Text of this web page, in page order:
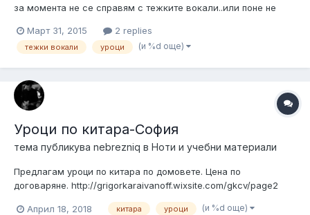
за момента не се справям с тежките вокали..или поне не
да разбера и усетя самата техника на growl, scream и т.н. ...
тъй като не искам да си съсипя гласа, защото си държа и на
Март 31, 2015 2 replies
тежки вокали уроци (и %d още)
Уроци по китара-София
тема публикува nebrezniq в Ноти и учебни материали
Предлагам уроци по китара по домовете. Цена по
договаряне. http://grigorkaraivanoff.wixsite.com/gkcv/page2
Април 18, 2018 китара уроци (и %d още)